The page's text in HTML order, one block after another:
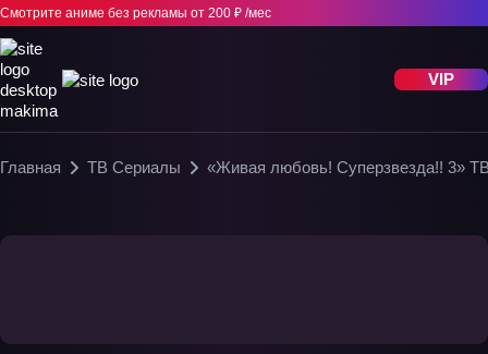
Смотрите аниме без рекламы от 200 ₽ /мес
VIP
Главная ТВ Сериалы «Живая любовь! Суперзвезда!! 3»